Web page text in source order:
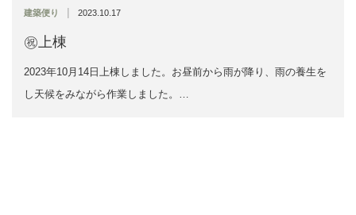
建築便り | 2023.10.17
㊗上棟
2023年10月14日上棟しました。お昼前から雨が降り、雨の養生を
し天候をみながら作業しました。…